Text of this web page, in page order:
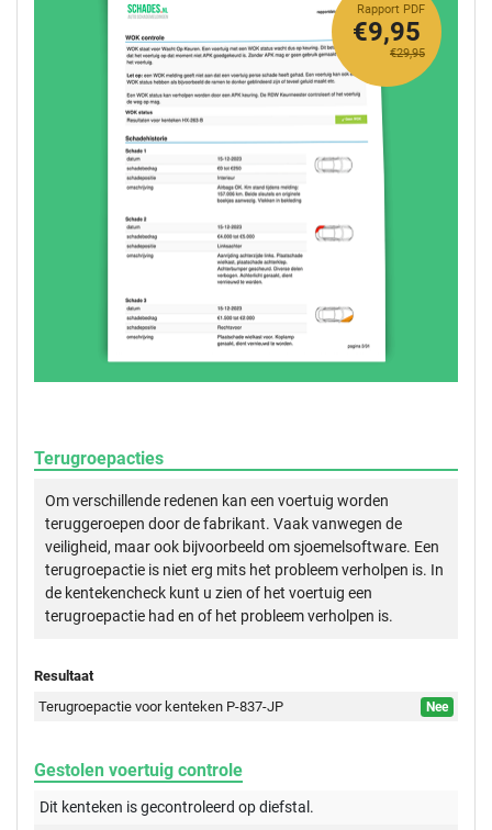
Rapport PDF
€29,95
€9,95
Terugroepacties
Om verschillende redenen kan een voertuig worden
teruggeroepen door de fabrikant. Vaak vanwegen de
veiligheid, maar ook bijvoorbeeld om sjoemelsoftware. Een
terugroepactie is niet erg mits het probleem verholpen is. In
de kentekencheck kunt u zien of het voertuig een
terugroepactie had en of het probleem verholpen is.
Resultaat
Terugroepactie voor kenteken P-837-JP
Nee
Gestolen voertuig controle
Dit kenteken is gecontroleerd opdiefstal.